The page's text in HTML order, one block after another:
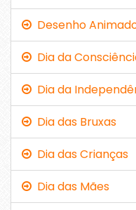
Desenho
Dia da
Dia da
Dia das Bruxas
Dia das Crianças
Dia das Mães